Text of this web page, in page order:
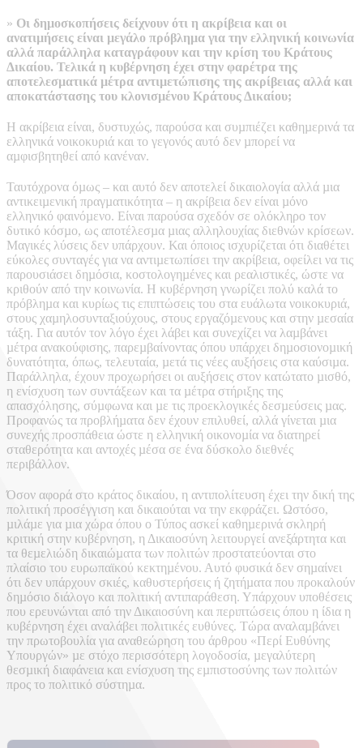
» Οι δηµοσκοπήσεις δείχνουν ότι η ακρίβεια και οι
ανατιµήσεις είναι µεγάλο πρόβληµα για την ελληνική κοινωνία
αλλά παράλληλα καταγράφουν και την κρίση του Κράτους
Δικαίου. Τελικά η κυβέρνηση έχει στην φαρέτρα της
αποτελεσµατικά µέτρα αντιµετώπισης της ακρίβειας αλλά και
αποκατάστασης του κλονισµένου Κράτους Δικαίου;
Η ακρίβεια είναι, δυστυχώς, παρούσα και συµπιέζει καθηµερινά τα
ελληνικά νοικοκυριά και το γεγονός αυτό δεν µπορεί να
αµφισβητηθεί από κανέναν.
Ταυτόχρονα όµως – και αυτό δεν αποτελεί δικαιολογία αλλά µια
αντικειµενική πραγµατικότητα – η ακρίβεια δεν είναι µόνο
ελληνικό φαινόµενο. Είναι παρούσα σχεδόν σε ολόκληρο τον
δυτικό κόσµο, ως αποτέλεσµα µιας αλληλουχίας διεθνών κρίσεων.
Μαγικές λύσεις δεν υπάρχουν. Και όποιος ισχυρίζεται ότι διαθέτει
εύκολες συνταγές για να αντιµετωπίσει την ακρίβεια, οφείλει να τις
παρουσιάσει δηµόσια, κοστολογηµένες και ρεαλιστικές, ώστε να
κριθούν από την κοινωνία. Η κυβέρνηση γνωρίζει πολύ καλά το
πρόβληµα και κυρίως τις επιπτώσεις του στα ευάλωτα νοικοκυριά,
στους χαµηλοσυνταξιούχους, στους εργαζόµενους και στην µεσαία
τάξη. Για αυτόν τον λόγο έχει λάβει και συνεχίζει να λαµβάνει
µέτρα ανακούφισης, παρεµβαίνοντας όπου υπάρχει δηµοσιονοµική
δυνατότητα, όπως, τελευταία, µετά τις νέες αυξήσεις στα καύσιµα.
Παράλληλα, έχουν προχωρήσει οι αυξήσεις στον κατώτατο µισθό,
η ενίσχυση των συντάξεων και τα µέτρα στήριξης της
απασχόλησης, σύµφωνα και µε τις προεκλογικές δεσµεύσεις µας.
Προφανώς τα προβλήµατα δεν έχουν επιλυθεί, αλλά γίνεται µια
συνεχής προσπάθεια ώστε η ελληνική οικονοµία να διατηρεί
σταθερότητα και αντοχές µέσα σε ένα δύσκολο διεθνές
περιβάλλον.
Όσον αφορά στο κράτος δικαίου, η αντιπολίτευση έχει την δική της
πολιτική προσέγγιση και δικαιούται να την εκφράζει. Ωστόσο,
µιλάµε για µια χώρα όπου ο Τύπος ασκεί καθηµερινά σκληρή
κριτική στην κυβέρνηση, η Δικαιοσύνη λειτουργεί ανεξάρτητα και
τα θεµελιώδη δικαιώµατα των πολιτών προστατεύονται στο
πλαίσιο του ευρωπαϊκού κεκτηµένου. Αυτό φυσικά δεν σηµαίνει
ότι δεν υπάρχουν σκιές, καθυστερήσεις ή ζητήµατα που προκαλούν
δηµόσιο διάλογο και πολιτική αντιπαράθεση. Υπάρχουν υποθέσεις
που ερευνώνται από την Δικαιοσύνη και περιπτώσεις όπου η ίδια η
κυβέρνηση έχει αναλάβει πολιτικές ευθύνες. Τώρα αναλαµβάνει
την πρωτοβουλία για αναθεώρηση του άρθρου «Περί Ευθύνης
Υπουργών» µε στόχο περισσότερη λογοδοσία, µεγαλύτερη
θεσµική διαφάνεια και ενίσχυση της εµπιστοσύνης των πολιτών
προς το πολιτικό σύστηµα.